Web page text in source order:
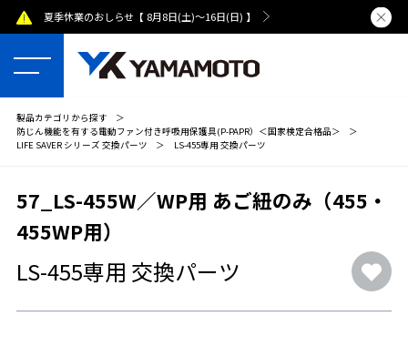
夏季休業のおしらせ【 8月8日(土)～16日(日) 】 熊本県で
製品カテゴリから探す
＞
防じん機能を有する電動ファン付き呼吸用保護具(P-PAPR）＜国家検定合格品＞
＞
LIFE SAVER シリーズ 交換パーツ
＞ LS-455専用 交換パーツ
57_LS-455W／WP用 あご紐のみ（455・
455WP用）
LS-455専用 交換パーツ